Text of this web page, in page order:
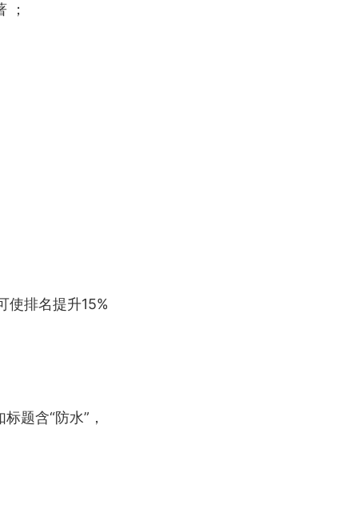
；
使排名提升15%
题含“防水”，